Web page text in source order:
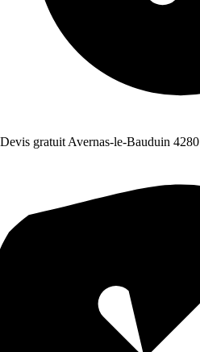
Devis gratuit Avernas-le-Bauduin 4280